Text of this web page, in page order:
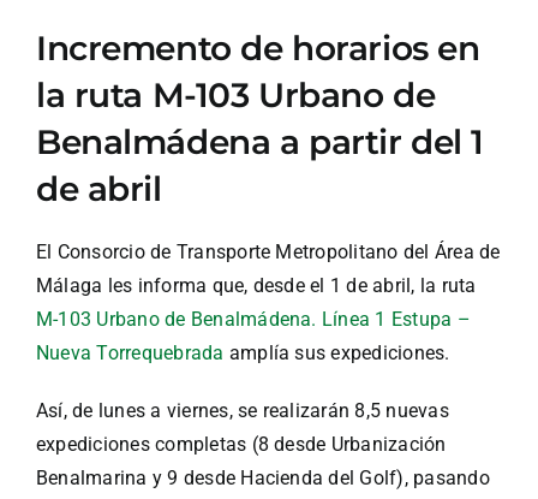
Incremento de horarios en
la ruta M-103 Urbano de
Benalmádena a partir del 1
de abril
El Consorcio de Transporte Metropolitano del Área de
Málaga les informa que, desde el 1 de abril, la ruta
M-103 Urbano de Benalmádena. Línea 1 Estupa –
Nueva Torrequebrada amplía sus expediciones.
Así, de lunes a viernes, se realizarán 8,5 nuevas
expediciones completas (8 desde Urbanización
Benalmarina y 9 desde Hacienda del Golf), pasando